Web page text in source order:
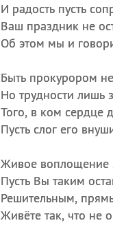
И радость пусть
Ваш праздник не
Об этом мы и
Быть прокурором
Но трудности лишь
Того, в ком сердце
Пусть слог его
Живое воплощение
Пусть Вы таким
Решительным,
Живёте так, что не